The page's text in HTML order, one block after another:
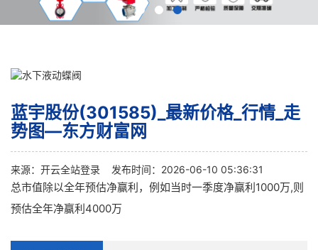
蓝宇股份(301585)_最新价格_行情_走
势图—东方财富网
来源： 开云全站登录 发布时间：2026-06-10 05:36:31
总市值除以全年预估净赢利，例如当时一季度净赢利1000万,则
预估全年净赢利4000万